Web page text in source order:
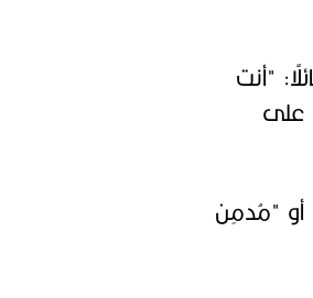
"أنت
على
أو "مُدمِن